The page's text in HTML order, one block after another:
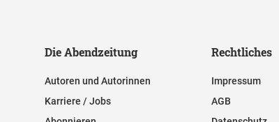
Die Abendzeitung
Autoren und Autorinnen
Karriere / Jobs
Rechtliches
Impressum
AGB